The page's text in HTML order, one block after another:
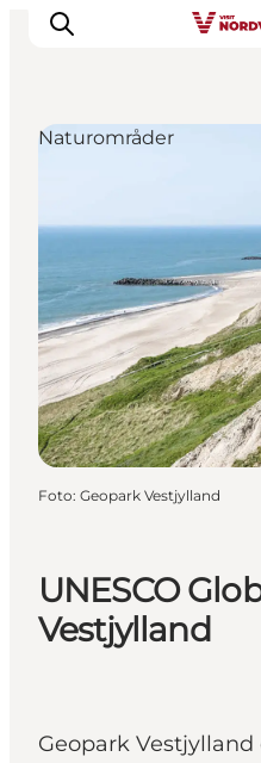
Inspiration
Handicapvenlig
Events
Overnatning
Planlæg din ferie
UNESCO
Vestjylland
Geopark Vestjylland
Naturområder
Foto: Geopark Vestjylland